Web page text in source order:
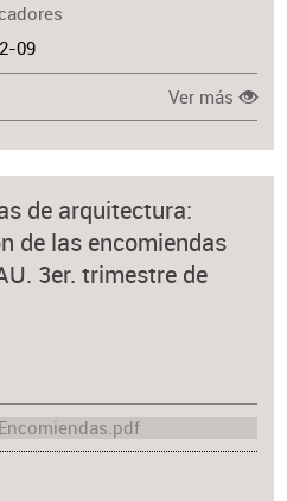
09
Ver más
de arquitectura:
de las encomiendas
3er. trimestre de